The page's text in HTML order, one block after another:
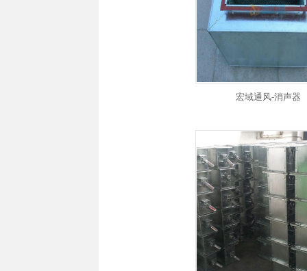
宏域通风-消声器